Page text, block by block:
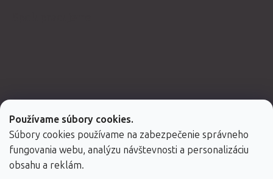
Používame súbory cookies.
Súbory cookies používame na zabezpečenie správneho
fungovania webu, analýzu návštevnosti a personalizáciu
obsahu a reklám.